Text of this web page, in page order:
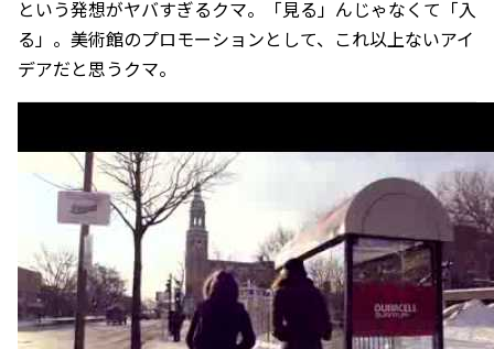
という発想がヤバすぎるクマ。「見る」んじゃなくて「入
る」。美術館のプロモーションとして、これ以上ないアイ
デアだと思うクマ。